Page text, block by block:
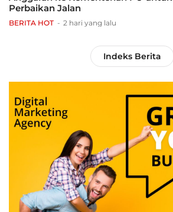
Perbaikan Jalan
BERITA HOT 2 hari yang lalu
Indeks Berita